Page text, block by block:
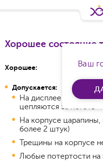
Ваш
Хорошее состояние
Хорошее:
Допускается:
На дисплее не более
цепляются за ноготь
На корпусе
более 2 штук)
Трещины на корпусе
Любые потертости на